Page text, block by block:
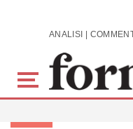
Skip to main content